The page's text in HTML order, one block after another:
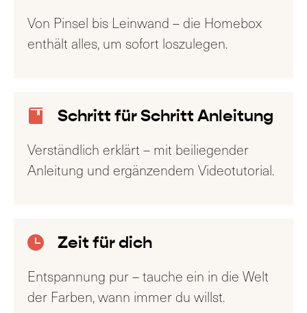
Von Pinsel bis Leinwand – die Homebox
enthält alles, um sofort loszulegen.
Schritt für Schritt Anleitung
Verständlich erklärt – mit beiliegender
Anleitung und ergänzendem Videotutorial.
Zeit für dich
Entspannung pur – tauche ein in die Welt
der Farben, wann immer du willst.